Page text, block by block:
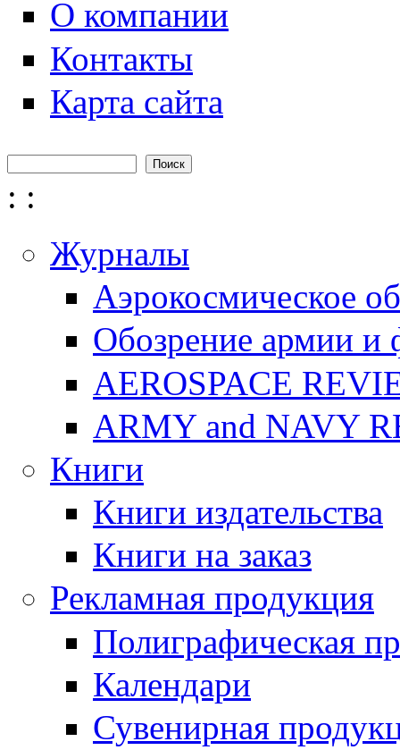
О компании
Контакты
Карта сайта
Форма поиска
: :
Журналы
Аэрокосмическое
Обозрение армии и
AEROSPACE
ARMY and NAVY
Книги
Книги издательства
Книги на заказ
Рекламная продукция
Полиграфическая
Календари
Сувенирная